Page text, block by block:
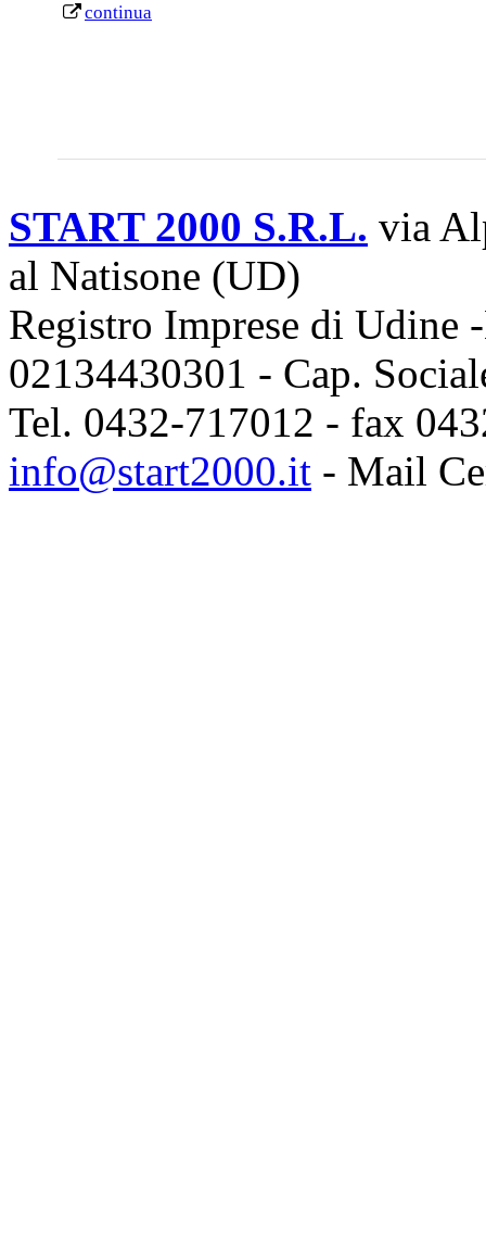
continua
START 2000 S.R.L. via
al Natisone (UD)
Registro Imprese di Udine
02134430301 - Cap.
Tel. 0432-717012 - fax
info@start2000.it - Mail